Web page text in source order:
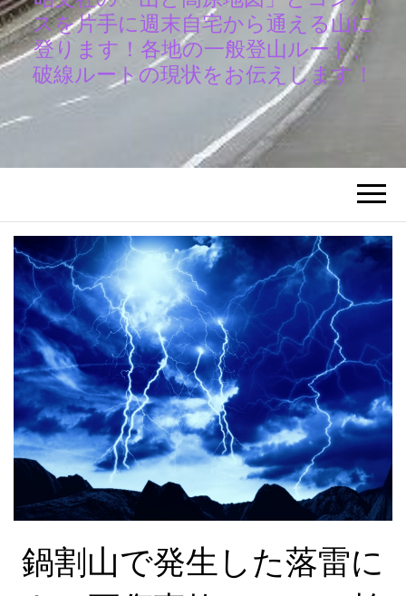
スを片手に週末自宅から通える山に
登ります！各地の一般登山ルート、
破線ルートの現状をお伝えします！
鍋割山で発生した落雷に